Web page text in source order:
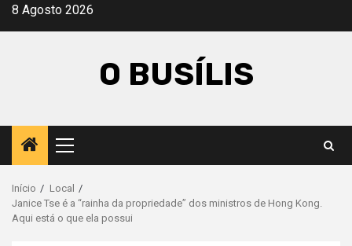
Avançar
8 Agosto 2026
O BUSÍLIS
Menu
principal
Início
Local
Janice Tse é a “rainha da propriedade” dos ministros de Hong Kong.
Aqui está o que ela possui